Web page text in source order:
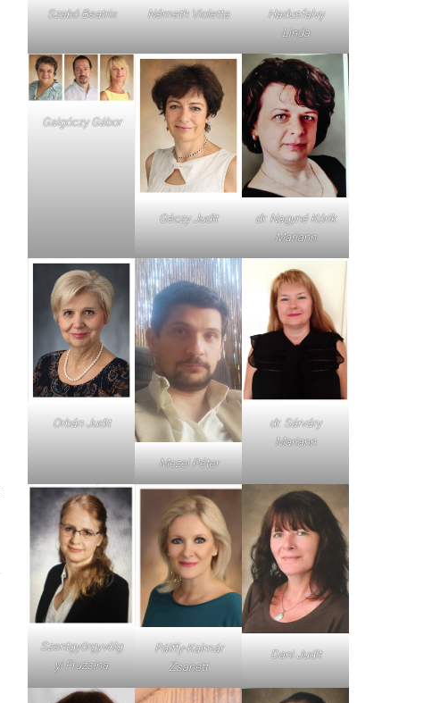
Szabó Beatrix Németh Violetta
Hadusfalvy
Linda
Galgóczy Gábor
Géczy Judit
dr. Nagyné Kórik
Mariann
Orbán Judit
Mezei Péter
dr. Sárváry
Mariann
Szentgyörgyvölg
yi Fruzsina
Pálffy-Kalmár
Zsanett
Dani Judit